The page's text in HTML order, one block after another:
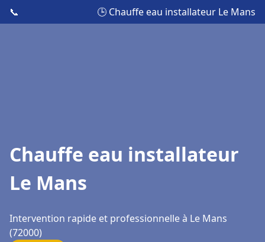
📞 🕒 Chauffe eau installateur Le Mans
Chauffe eau installateur
Le Mans
Intervention rapide et professionnelle à Le Mans
(72000)